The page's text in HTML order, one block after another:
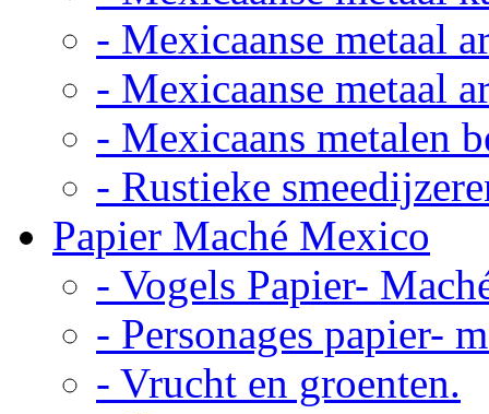
- Mexicaanse metaal
- Mexicaanse metaal
- Mexicaans metalen
- Rustieke
Papier Maché Mexico
- Vogels Papier-
- Personages papier-
- Vrucht en groenten.